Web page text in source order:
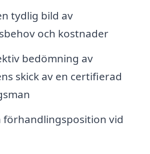
tydlig bild av
och kostnader
bedömning av
skick av en certifierad
förhandlingsposition vid